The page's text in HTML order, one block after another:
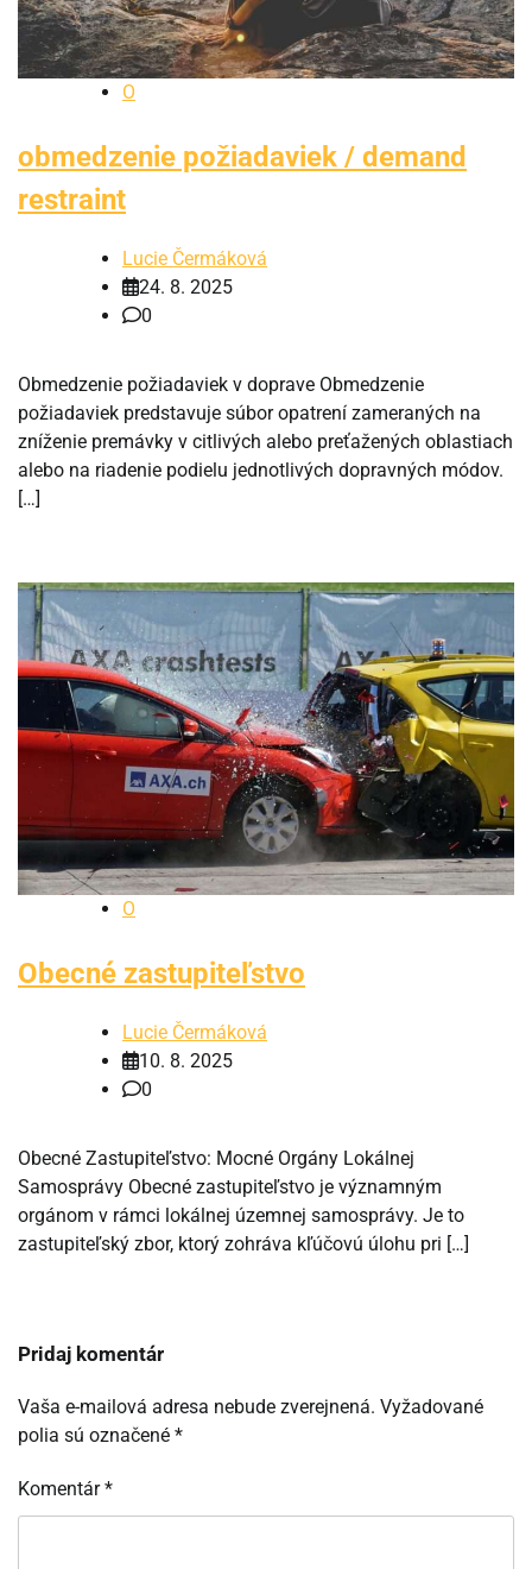
O
obmedzenie požiadaviek / demand
restraint
Lucie Čermáková
24. 8. 2025
0
Obmedzenie požiadaviek v doprave Obmedzenie
požiadaviek predstavuje súbor opatrení zameraných na
zníženie premávky v citlivých alebo preťažených oblastiach
alebo na riadenie podielu jednotlivých dopravných módov.
[…]
O
Obecné zastupiteľstvo
Lucie Čermáková
10. 8. 2025
0
Obecné Zastupiteľstvo: Mocné Orgány Lokálnej
Samosprávy Obecné zastupiteľstvo je významným
orgánom v rámci lokálnej územnej samosprávy. Je to
zastupiteľský zbor, ktorý zohráva kľúčovú úlohu pri […]
Pridaj komentár
Vaša e-mailová adresa nebude zverejnená. Vyžadované
polia sú označené *
Komentár*